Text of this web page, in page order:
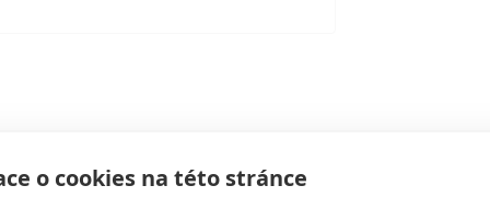
o cookies na této stránce
Recenze (0)